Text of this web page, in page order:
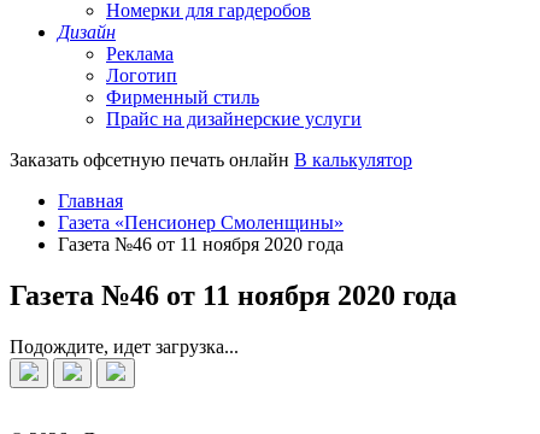
Номерки для гардеробов
Дизайн
Реклама
Логотип
Фирменный стиль
Прайс на дизайнерские услуги
Заказать офсетную печать онлайн В калькулятор
Главная
Газета «Пенсионер Смоленщины»
Газета №46 от 11 ноября 2020 года
Газета №46 от 11 ноября 2020 года
Подождите, идет загрузка...